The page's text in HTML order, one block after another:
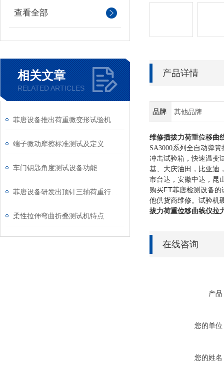
查看全部
相关文章
RELATED ARTICLES
菲唐设备推出荷重微变形试验机
端子微动摩擦标准测试及定义
车门钥匙角度测试设备功能
柔性拉伸弯曲折叠测试机特点
产品详情
品牌 其他品牌
维修插拔力荷重位移曲
SA3000系列全自动弹簧
冲击试验箱，快速温变
基、大庆油田，比亚迪
市台达，安徽中达，昆
购买FT菲唐检测设备的
他供货商维修。试验机
拔力荷重位移曲线仪拉
在线咨询
产品
您的单位
您的姓名